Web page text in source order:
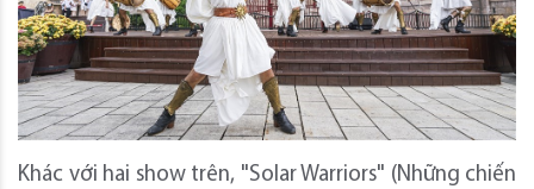
Khác với hai show trên, "Solar Warriors" (Những chiến